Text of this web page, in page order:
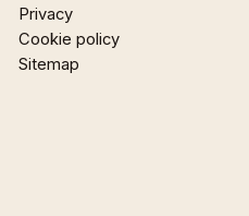
Privacy
Cookie policy
Sitemap